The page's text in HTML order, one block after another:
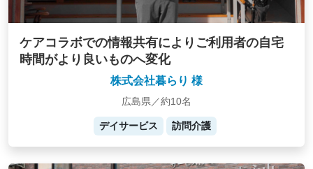
ケアコラボでの情報共有によりご利用者の自宅
時間がより良いものへ変化
株式会社暮らり 様
広島県／約10名
デイサービス 訪問介護